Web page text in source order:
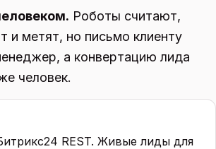
Роботы считают,
и метят, но письмо клиенту
а конвертацию лида
человек.
REST. Живые лиды для